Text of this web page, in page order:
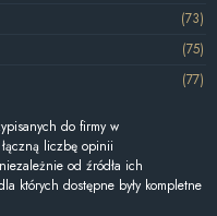
(73)
(75)
(77)
do firmy w
liczbę opinii
od źródła ich
których dostępne były kompletne